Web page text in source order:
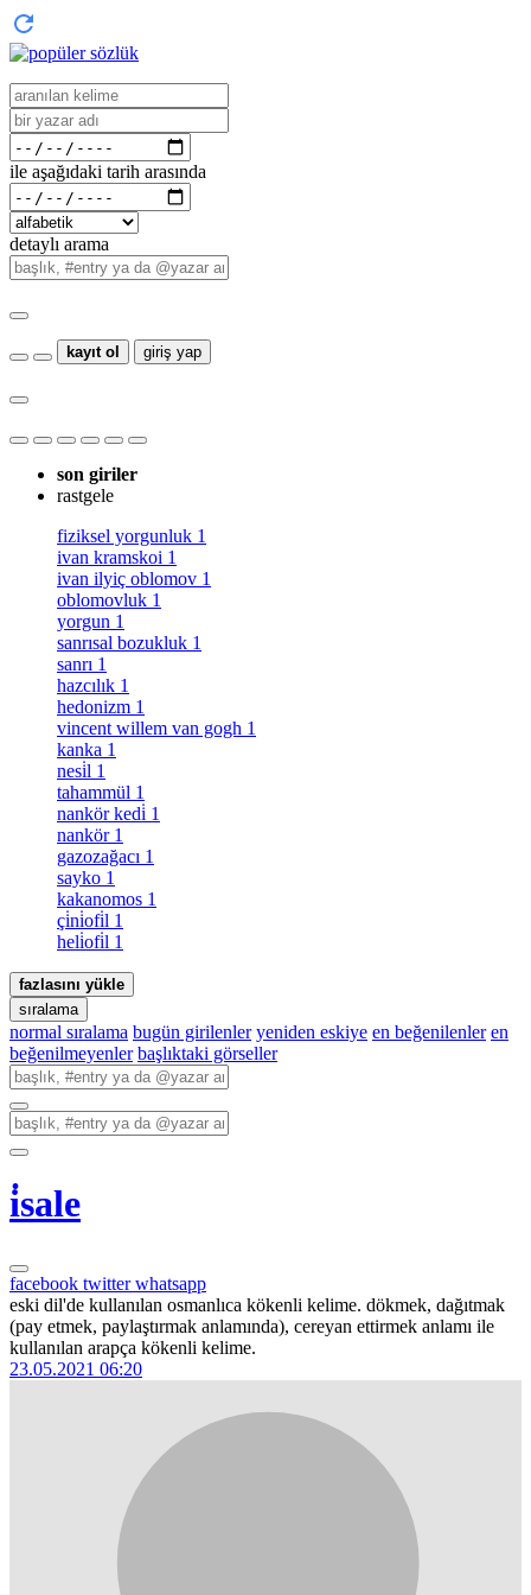
ile aşağıdaki tarih arasında
detaylı arama
kayıt ol giriş yap
son giriler
rastgele
fiziksel yorgunluk 1
ivan kramskoi 1
ivan ilyiç oblomov 1
oblomovluk 1
yorgun 1
sanrısal bozukluk 1
sanrı 1
hazcılık 1
hedonizm 1
vincent willem van gogh 1
kanka 1
nesi̇l 1
tahammül 1
nankör kedi̇ 1
nankör 1
gazozağacı 1
sayko 1
kakanomos 1
çi̇ni̇ofi̇l 1
heli̇ofi̇l 1
fazlasını yükle
sıralama
normal sıralama bugün girilenler yeniden eskiye en beğenilenler en
beğenilmeyenler başlıktaki görseller
i̇sale
facebook twitterwhatsapp
eski dil'de kullanılan osmanlıca kökenli kelime. dökmek, dağıtmak
(pay etmek, paylaştırmak anlamında), cereyan ettirmek anlamı ile
kullanılan arapça kökenli kelime.
23.05.2021 06:20